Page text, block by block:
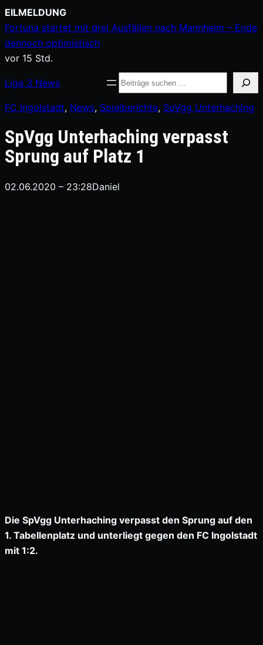
Zum
Inhalt
springen
EILMELDUNG
Fortuna startet mit drei Ausfällen nach Mannheim – Ende
dennoch optimistisch
vor 15 Std.
Liga 3 News Suche
FC Ingolstadt, News, Spielberichte, SpVgg Unterhaching
SpVgg Unterhaching verpasst
Sprung auf Platz 1
02.06.2020 – 23:28Daniel
Die SpVgg Unterhaching verpasst den Sprung auf den
1. Tabellenplatz und unterliegt gegen den FC Ingolstadt
mit 1:2.